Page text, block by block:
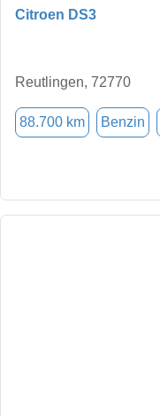
Citroen DS3
Reutlingen, 72770
88.700 km Benzin